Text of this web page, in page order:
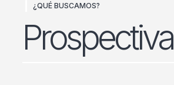
¿QUÉ BUSCAMOS?
Prospectiva